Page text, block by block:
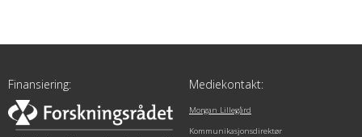
Finansiering: Mediekontakt:
Morgan Lillegård
Kommunikasjonsdirektør